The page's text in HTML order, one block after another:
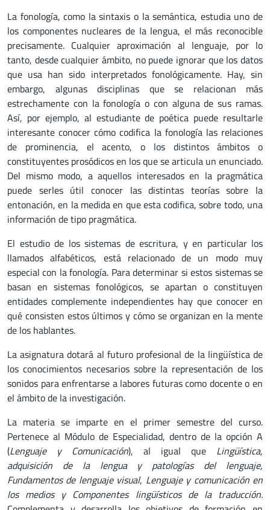
La fonología, como la sintaxis o la semántica, estudia uno de
los componentes nucleares de la lengua, el más reconocible
precisamente. Cualquier aproximación al lenguaje, por lo
tanto, desde cualquier ámbito, no puede ignorar que los datos
que usa han sido interpretados fonológicamente. Hay, sin
embargo, algunas disciplinas que se relacionan más
estrechamente con la fonología o con alguna de sus ramas.
Así, por ejemplo, al estudiante de poética puede resultarle
interesante conocer cómo codifica la fonología las relaciones
de prominencia, el acento, o los distintos ámbitos o
constituyentes prosódicos en los que se articula un enunciado.
Del mismo modo, a aquellos interesados en la pragmática
puede serles útil conocer las distintas teorías sobre la
entonación, en la medida en que esta codifica, sobre todo, una
información de tipo pragmática.
El estudio de los sistemas de escritura, y en particular los
llamados alfabéticos, está relacionado de un modo muy
especial con la fonología. Para determinar si estos sistemas se
basan en sistemas fonológicos, se apartan o constituyen
entidades complemente independientes hay que conocer en
qué consisten estos últimos y cómo se organizan en la mente
de los hablantes.
La asignatura dotará al futuro profesional de la lingüística de
los conocimientos necesarios sobre la representación de los
sonidos para enfrentarse a labores futuras como docente o en
el ámbito de la investigación.
La materia se imparte en el primer semestre del curso.
Pertenece al Módulo de Especialidad, dentro de la opción A
(Lenguaje y Comunicación), al igual que Lingüística,
adquisición de la lengua y patologías del lenguaje,
Fundamentos de lenguaje visual, Lenguaje y comunicación en
los medios y Componentes lingüísticos de la traducción.